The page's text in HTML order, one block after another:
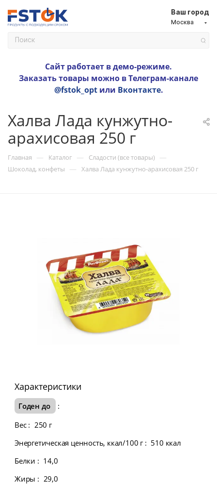
Ваш город
Москва
Сайт работает в демо-режиме.
Заказать товары можно в Телеграм-канале
@fstok_optили Вконтакте.
Халва Лада кунжутно-
арахисовая 250 г
Главная — Каталог — Сладости (все товары) —
Шоколад, конфеты — Халва Лада кунжутно-арахисовая 250 г
Характеристики
Годен до
:
Вес : 250 г
Энергетическая ценность, ккал/100 г : 510 ккал
Белки : 14,0
Жиры : 29,0